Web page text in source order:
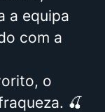
a equipa
com a
o
🍒